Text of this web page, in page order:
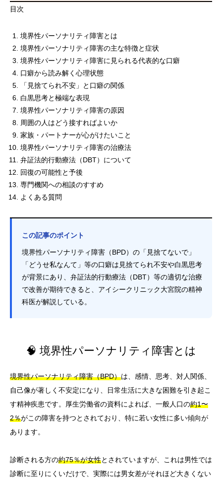
目次
境界性パーソナリティ障害とは
境界性パーソナリティ障害の主な特徴と症状
境界性パーソナリティ障害に見られる代表的な口癖
口癖から読み解く心理状態
「見捨てられ不安」と口癖の関係
白黒思考と極端な表現
境界性パーソナリティ障害の原因
周囲の人はどう接すればよいか
家族・パートナーが心がけたいこと
境界性パーソナリティ障害の治療法
弁証法的行動療法（DBT）について
回復の可能性と予後
専門機関への相談のすすめ
よくある質問
この記事のポイント
境界性パーソナリティ障害（BPD）の「見捨てないで」
「どうせ私なんて」等の口癖は見捨てられ不安や白黒思考
が背景にあり、弁証法的行動療法（DBT）等の適切な治療
で改善が期待できると、アイシークリニック大宮院の精神
科医が解説している。
🧠 境界性パーソナリティ障害とは
境界性パーソナリティ障害（BPD）は、感情、思考、対人関係、
自己像が著しく不安定になり、日常生活に大きな困難を引き起こ
す精神疾患です。厚生労働省の資料によれば、一般人口の約1〜
2％がこの障害を持つとされており、特に若い女性に多い傾向が
あります。
診断される方の約75％が女性とされていますが、これは男性では
診断に至りにくいだけで、実際には男女差がそれほど大きくない